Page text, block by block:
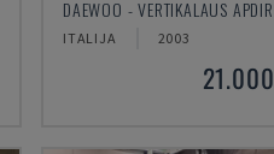
ITALIJA 2003